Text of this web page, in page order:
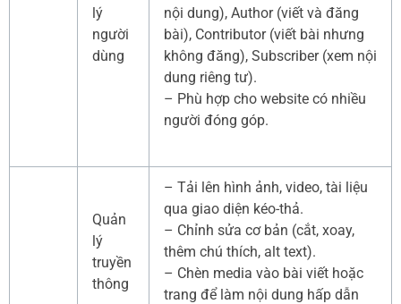
lý
người
dùng
nội dung), Author (viết và đăng
bài), Contributor (viết bài nhưng
không đăng), Subscriber (xem nội
dung riêng tư).
– Phù hợp cho website có nhiều
người đóng góp.
Quản
lý
truyền
thông
– Tải lên hình ảnh, video, tài liệu
qua giao diện kéo-thả.
– Chỉnh sửa cơ bản (cắt, xoay,
thêm chú thích, alt text).
– Chèn media vào bài viết hoặc
trang để làm nội dung hấp dẫn